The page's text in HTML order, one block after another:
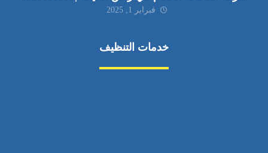
فبراير 1, 2025
خدمات التنظيف